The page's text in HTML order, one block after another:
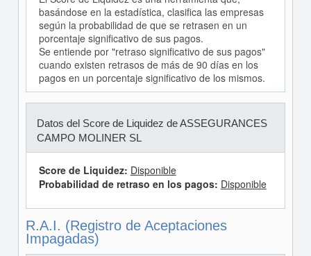
basándose en la estadística, clasifica las empresas
según la probabilidad de que se retrasen en un
porcentaje significativo de sus pagos.
Se entiende por "retraso significativo de sus pagos"
cuando existen retrasos de más de 90 días en los
pagos en un porcentaje significativo de los mismos.
Datos del Score de Liquidez de ASSEGURANCES
CAMPO MOLINER SL
Score de Liquidez: Disponible
Probabilidad de retraso en los pagos: Disponible
R.A.I. (Registro de Aceptaciones
Impagadas)